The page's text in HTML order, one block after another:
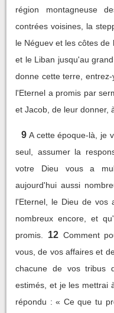
région montagneuse
contrées voisines, la
le Néguev et les côtes
et le Liban jusqu'au
donne cette terre,
l'Eternel a promis par
et Jacob, de leur donner,
9 A cette époque-là, je
seul, assumer la
votre Dieu vous a
aujourd'hui aussi
l'Eternel, le Dieu de vos
nombreux encore, et
promis.
12 Comment
vous, de vos affaires et
chacune de vos tribus
estimés, et je les mettrai
répondu : « Ce que tu